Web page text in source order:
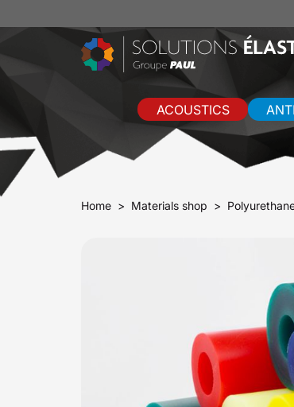
ACOUSTICS
Home Materials shop